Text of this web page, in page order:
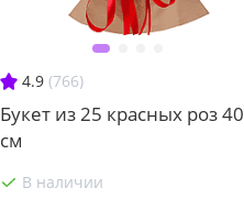
4.9 (766)
Букет из 25 красных роз 40
см
В наличии